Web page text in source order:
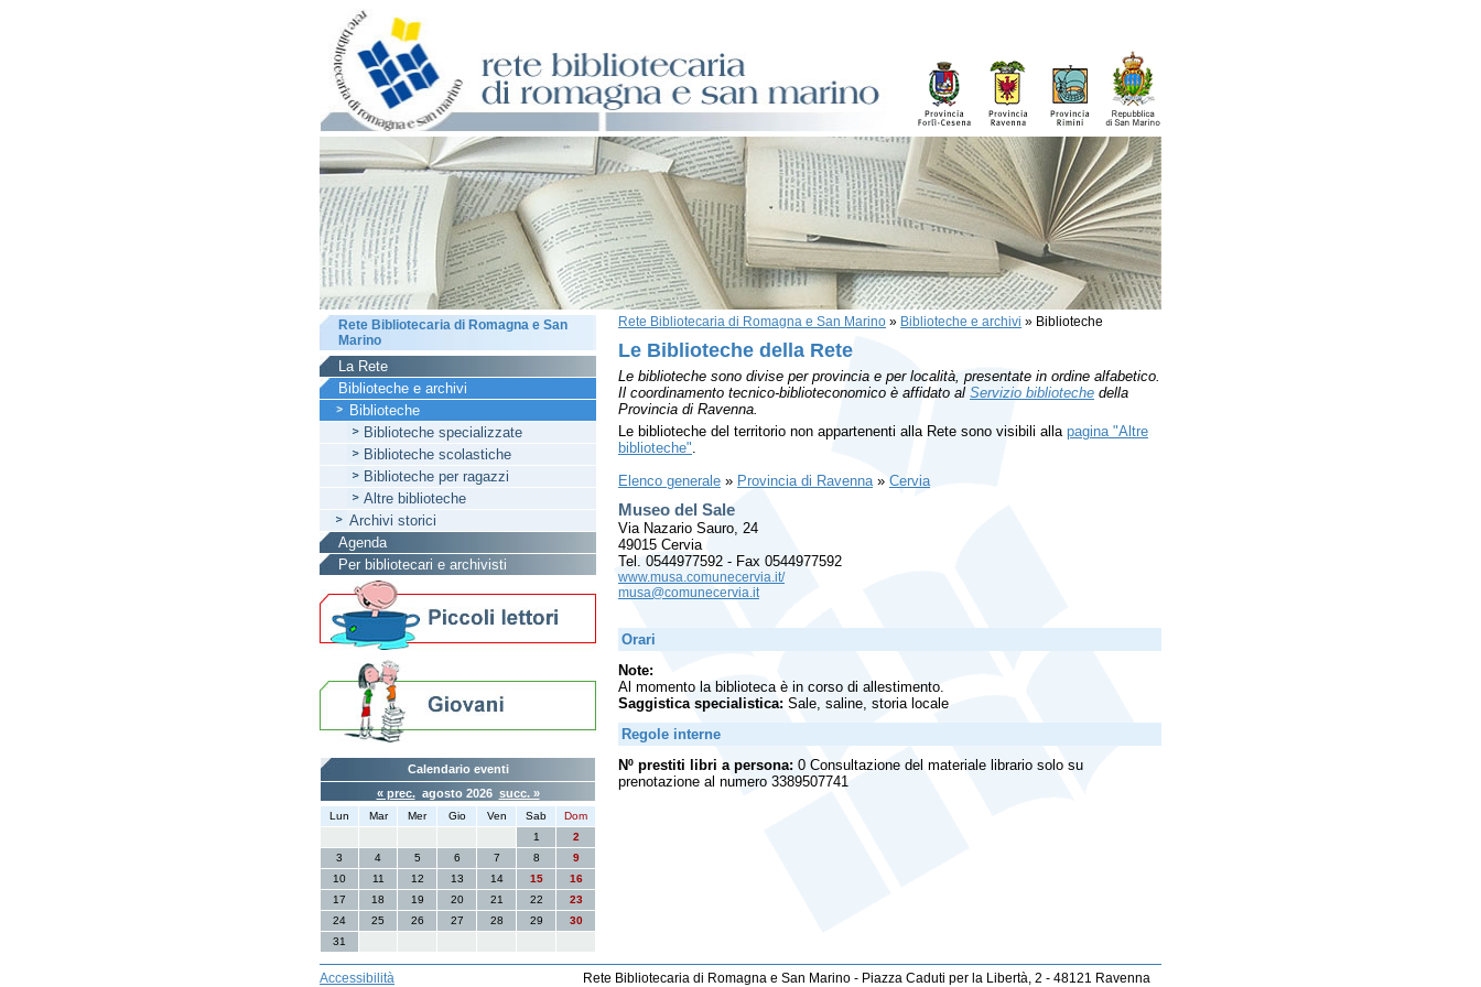
Rete Bibliotecaria di Romagna e San Marino » Biblioteche e archivi » Biblioteche
Le Biblioteche della Rete
Le biblioteche sono divise per provincia e per località, presentate in ordine alfabetico.
Il coordinamento tecnico-biblioteconomico è affidato al Servizio biblioteche della
Provincia di Ravenna.
Le biblioteche del territorio non appartenenti alla Rete sono visibili alla pagina "Altre
biblioteche".
Elenco generale » Provincia di Ravenna» Cervia
Museo del Sale
Via Nazario Sauro, 24
49015 Cervia
Tel. 0544977592 - Fax 0544977592
www.musa.comunecervia.it/
musa@comunecervia.it
Orari
Note:
Al momento la biblioteca è in corso di allestimento.
Saggistica specialistica: Sale, saline, storia locale
Regole interne
Nº prestiti libri a persona: 0 Consultazione del materiale librario solo su
prenotazione al numero 3389507741
Rete Bibliotecaria di Romagna e San
Marino
La Rete
Biblioteche e archivi
Biblioteche
Biblioteche specializzate
Biblioteche scolastiche
Biblioteche per ragazzi
Altre biblioteche
Archivi storici
Agenda
Per bibliotecari e archivisti
Calendario eventi
« prec.agosto 2026 succ. »
Lun Mar Mer Gio Ven Sab
Dom
1
2
3
4 5 6 7 8
9
10
11 12 13 14 15
16
17
18 19 20 21 22
23
24
25 26 27 28 29
30
31
Accessibilità
Rete Bibliotecaria di Romagna e San Marino - Piazza Caduti per la Libertà, 2 - 48121 Ravenna